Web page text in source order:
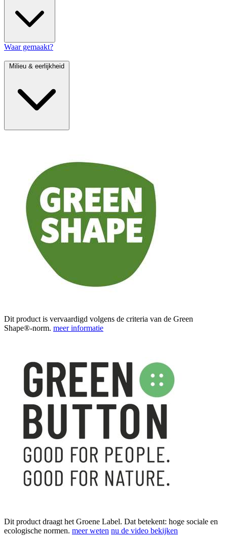
Waar gemaakt?
Milieu & eerlijkheid
Dit product is vervaardigd volgens de criteria van de Green
Shape®-norm. meer informatie
Dit product draagt het Groene Label. Dat betekent: hoge sociale en
ecologische normen. meer weten nu de video bekijken